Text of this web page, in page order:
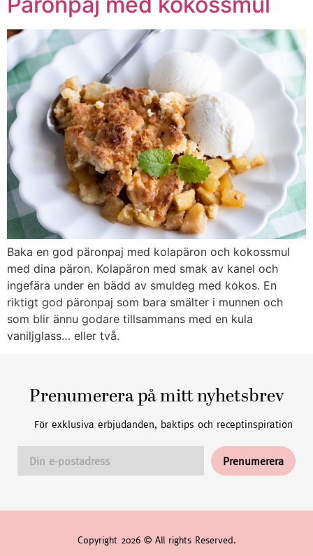
Baka en god päronpaj med kolapäron och kokossmul
med dina päron. Kolapäron med smak av kanel och
ingefära under en bädd av smuldeg med kokos. En
riktigt god päronpaj som bara smälter i munnen och
som blir ännu godare tillsammans med en kula
vaniljglass… eller två.
Prenumerera på mitt nyhetsbrev
För exklusiva erbjudanden, baktips och receptinspiration
Copyright 2026 © All rights Reserved.